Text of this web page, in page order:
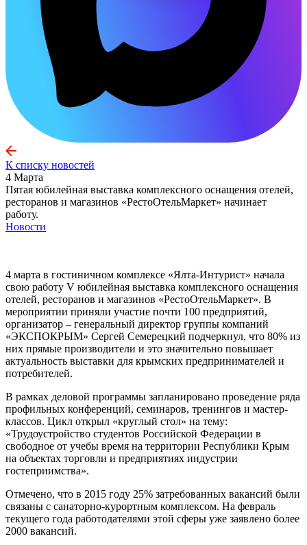
К списку новостей
4 Марта
Пятая юбилейная выставка комплексного оснащения отелей,
ресторанов и магазинов «РестоОтельМаркет» начинает
работу.
Новости
4 марта в гостиничном комплексе «Ялта-Интурист» начала
свою работу V юбилейная выставка комплексного оснащения
отелей, ресторанов и магазинов «РестоОтельМаркет». В
мероприятии приняли участие почти 100 предприятий,
организатор – генеральный директор группы компаний
«ЭКСПОКРЫМ» Сергей Семерецкий подчеркнул, что 80% из
них прямые производители и это значительно повышает
актуальность выставки для крымских предпринимателей и
потребителей.
В рамках деловой программы запланировано проведение ряда
профильных конференций, семинаров, тренингов и мастер-
классов. Цикл открыл «круглый стол» на тему:
«Трудоустройство студентов Российской Федерации в
свободное от учебы время на территории Республики Крым
на объектах торговли и предприятиях индустрии
гостеприимства».
Отмечено, что в 2015 году 25% затребованных вакансий были
связаны с санаторно-курортным комплексом. На февраль
текущего года работодателями этой сферы уже заявлено более
2000 вакансий.